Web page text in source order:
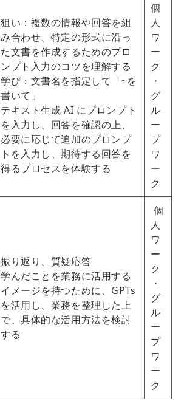
狙い：複数の情報や回答を組
み合わせ、特定の形式に沿っ
た文書を作成するためのプロ
ンプト入力のコツを理解する
学び：文書名を指定して「~を
書いて」
テキスト生成 AI にプロンプト
を入力し、回答を確認の上、
必要に応じて追加のプロンプ
トを入力し、期待する回答を
得るプロセスを体験する
個
人
ワ
ー
ク
・
グ
ル
ー
プ
ワ
ー
ク
振り返り、質疑応答
学んだことを業務に活用する
イメージを持つために、GPTs
を活用し、業務を整理した上
で、具体的な活用方法を検討
する
個
人
ワ
ー
ク
・
グ
ル
ー
プ
ワ
ー
ク